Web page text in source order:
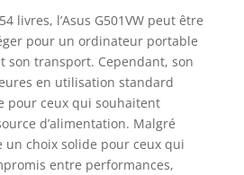
livres, l’Asus G501VW peut être
pour un ordinateur portable
son transport. Cependant, son
en utilisation standard
pour ceux qui souhaitent
d’alimentation. Malgré
un choix solide pour ceux qui
entre performances,